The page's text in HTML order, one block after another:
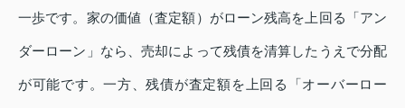
一歩です。家の価値（査定額）がローン残高を上回る「アン
ダーローン」なら、売却によって残債を清算したうえで分配
が可能です。一方、残債が査定額を上回る「オーバーロー